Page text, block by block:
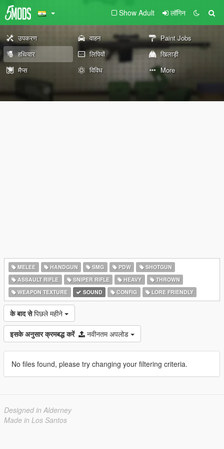
Show Adult लॉगिन
उपकरण वाहन
Paint Jobs
हथियार
लिपियों
खिलाड़ी
मैप्स
विविध More
MELEE HANDGUN SMG PDW
SHOTGUN
ASSAULT RIFLE
SNIPER RIFLE HEAVY
THROWN
WEAPON TEXTURE
SOUND CONFIG LORE FRIENDLY
के बाद से पिछले महीने
इसके अनुसार क्रमबद्ध करें नवीनतम अपलोड
No files found, please try changing your filtering criteria.
Designed in Alderney
Made in Los Santos